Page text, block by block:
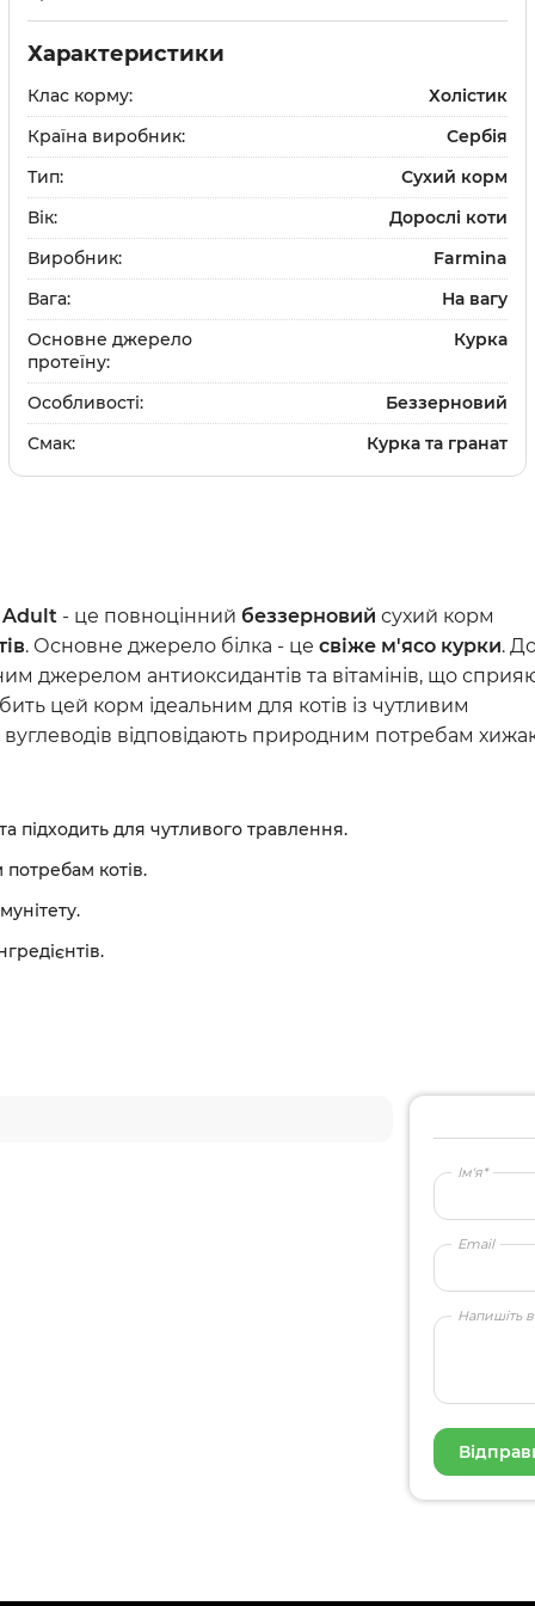
щітки
Шампуні
Парфуми та одеколони
Вітаміни та добавки
Протипаразитарні
Дерматологічні
Препарати для очей та
Препарати для суглобів
Стоматологічні засоби
Антибіотики
Ветеринарні аксесуари
щітки
Засоби для дому
Характеристики
Клас корму:
Холістик
Країна виробник:
Сербія
Тип:
Сухий корм
Вік:
Дорослі коти
Виробник:
Farmina
Вага:
На вагу
Основне джерело
протеїну:
Курка
Особливості:
Беззерновий
Смак:
Курка та гранат
Adult - це повноцінний беззерновий сухий корм
. Основне джерело білка - це свіже м'ясо курки.
джерелом антиоксидантів та вітамінів, що
цей корм ідеальним для котів із чутливим
відповідають природним потребам
підходить для чутливого травлення.
котів.
Ім'я*
Email
Напишіть